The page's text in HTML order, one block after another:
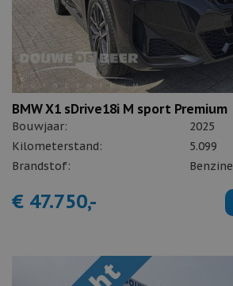
BMW X1 sDrive18i M sport Premium
Bouwjaar:
2025
Kilometerstand:
5.099
Brandstof:
Benzine
€ 47.750,-